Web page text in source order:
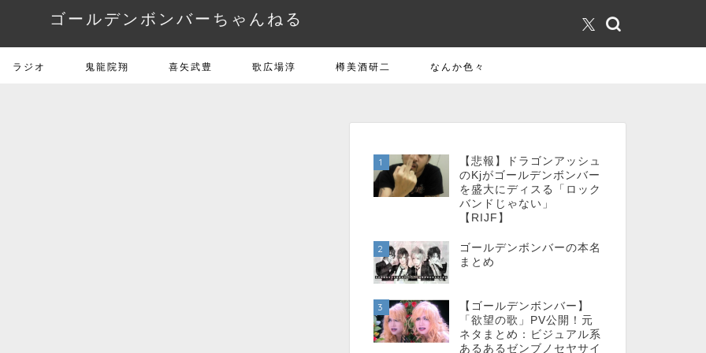
ゴールデンボンバーちゃんねる
ラジオ 鬼龍院翔 喜矢武豊 歌広場淳 樽美酒研二 なんか色々
1
【悲報】ドラゴンアッシュ
のKjがゴールデンボンバー
を盛大にディスる「ロック
バンドじゃない」
【RIJF】
2
ゴールデンボンバーの本名
まとめ
3
【ゴールデンボンバー】
「欲望の歌」PV公開！元
ネタまとめ：ビジュアル系
あるあるゼンブノセヤサイ